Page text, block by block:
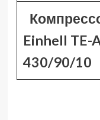
Einhell TE-
430/90/10